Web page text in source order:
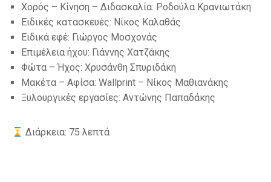
Χορός – Κίνηση – Διδασκαλία: Ροδούλα Κρανιωτάκη
Ειδικές κατασκευές: Νίκος Καλαθάς
Ειδικά εφέ: Γιώργος Μοσχονάς
Επιμέλεια ήχου: Γιάννης Χατζάκης
Φώτα – Ήχος: Χρυσάνθη Σπυριδάκη
Μακέτα – Αφίσα: Wallprint – Νίκος Μαθιανάκης
Ξυλουργικές εργασίες: Αντώνης Παπαδάκης
Διάρκεια: 75 λεπτά